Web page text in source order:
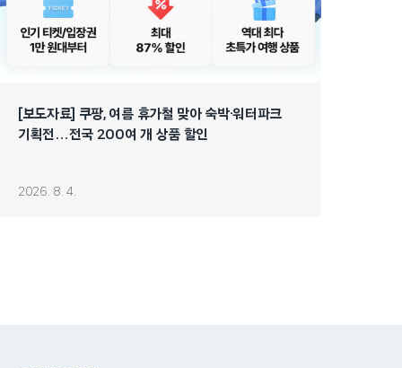
[보도자료] 쿠팡, 여름 휴가철 맞아 숙박·워터파크
기획전…전국 200여 개 상품 할인
2026. 8. 4.